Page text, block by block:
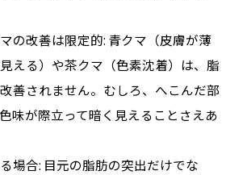
の改善は限定的: 青クマ（皮膚が薄
える）や茶クマ（色素沈着）は、脂
善されません。むしろ、へこんだ部
味が際立って暗く見えることさえあ
場合: 目元の脂肪の突出だけでな